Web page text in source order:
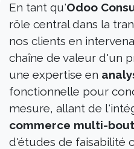
En tant qu'Odoo
rôle central dans la
nos clients en
chaîne de valeur d'un
une expertise en
fonctionnelle pour
mesure, allant de
commerce multi-
d'études de faisabilité